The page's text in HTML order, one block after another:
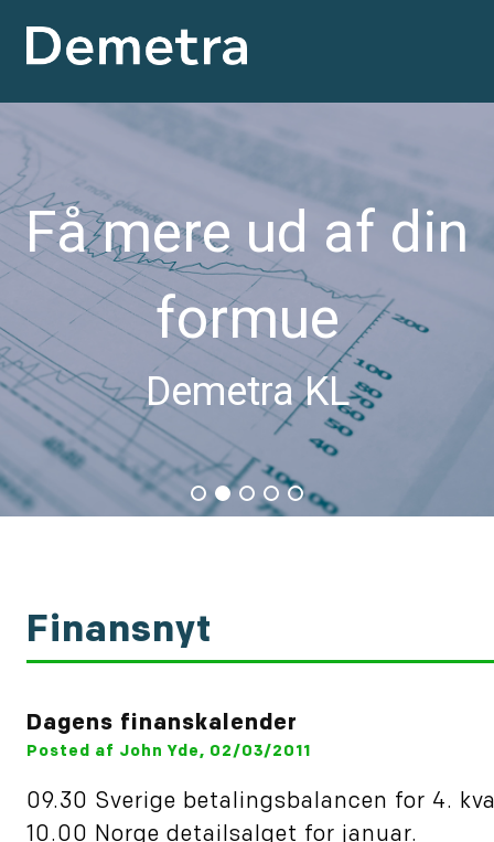
Få mere ud af din
formue
Demetra KL
Finansnyt
Dagens finanskalender
Posted af John Yde, 02/03/2011
09.30 Sverige betalingsbalancen for 4.
10.00 Norge detailsalget for januar.